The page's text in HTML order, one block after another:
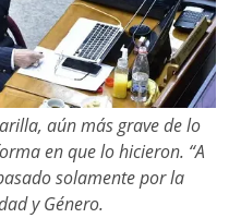
aún más grave de lo
en que lo hicieron. “A
solamente por la
y Género.